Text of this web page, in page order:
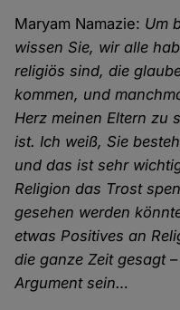
Maryam Namazie: Um
wissen Sie, wir alle
religiös sind, die
kommen, und
Herz meinen Eltern zu
ist. Ich weiß, Sie
und das ist sehr
Religion das Trost
gesehen werden
etwas Positives an
die ganze Zeit gesagt
Argument sein…